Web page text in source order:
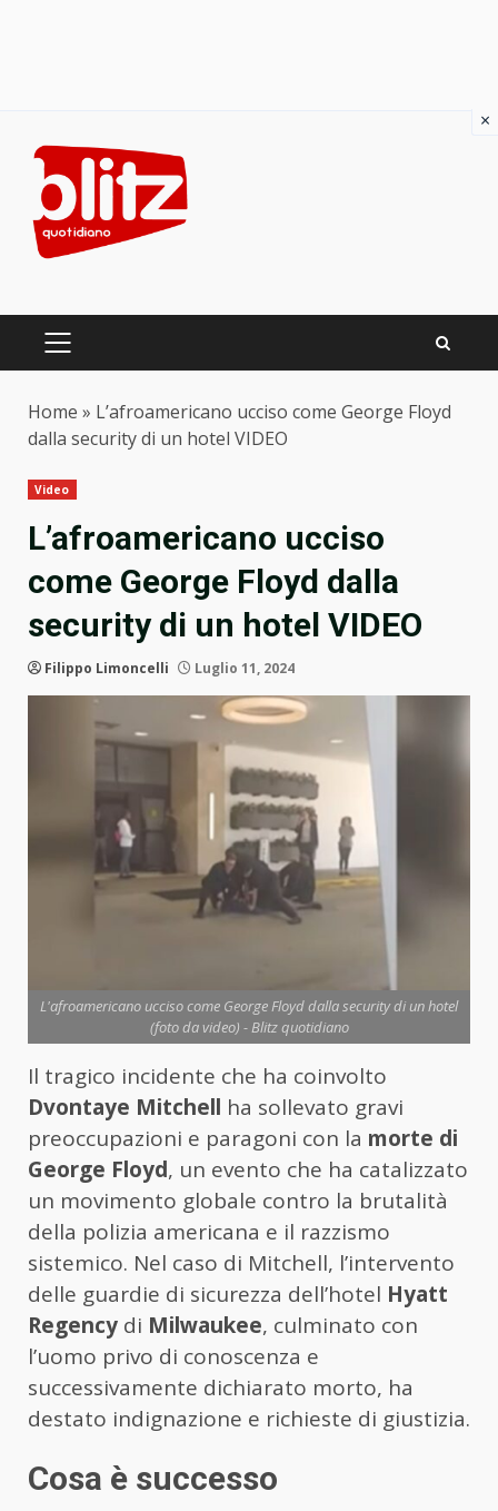
content
PRIMARY
Home » L’afroamericano ucciso come George Floyd
dalla security di un hotel VIDEO
Video
L’afroamericano ucciso
come George Floyd dalla
security di un hotel VIDEO
Filippo Limoncelli Luglio 11, 2024
L'afroamericano ucciso come George Floyd dalla security di un hotel
(foto da video) - Blitz quotidiano
Il tragico incidente che ha coinvolto
Dvontaye Mitchell ha sollevato gravi
preoccupazioni e paragoni con la morte di
George Floyd, un evento che ha catalizzato
un movimento globale contro la brutalità
della polizia americana e il razzismo
sistemico. Nel caso di Mitchell, l’intervento
delle guardie di sicurezza dell’hotel Hyatt
Regency di Milwaukee, culminato con
l’uomo privo di conoscenza e
successivamente dichiarato morto, ha
destato indignazione e richieste di giustizia.
Cosa è successo
×